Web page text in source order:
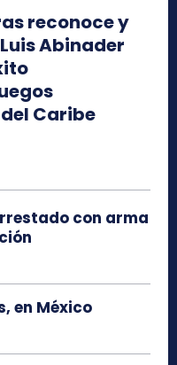
reconoce y
Abinader
Caribe
con arma
en México